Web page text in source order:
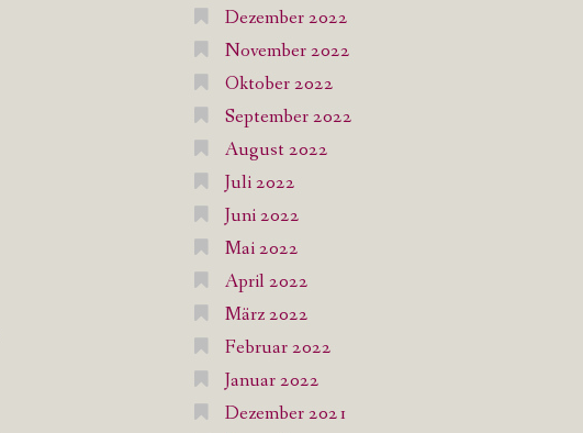
Dezember 2022
November 2022
Oktober 2022
September 2022
August 2022
Juli 2022
Juni 2022
Mai 2022
April 2022
März 2022
Februar 2022
Januar 2022
Dezember 2021